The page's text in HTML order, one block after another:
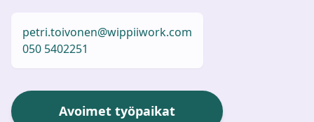
petri.toivonen@wippiiwork.com
050 5402251
Avoimet työpaikat